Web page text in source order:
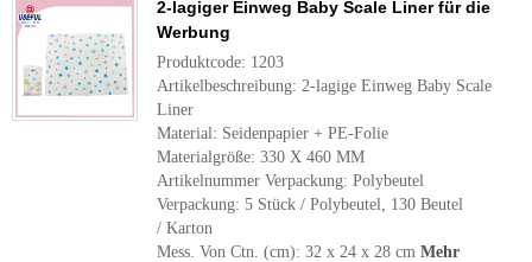
2-lagiger Einweg Baby Scale Liner für die
Werbung
Produktcode: 1203
Artikelbeschreibung: 2-lagige Einweg Baby Scale
Liner
Material: Seidenpapier + PE-Folie
Materialgröße: 330 X 460 MM
Artikelnummer Verpackung: Polybeutel
Verpackung: 5 Stück / Polybeutel, 130 Beutel
/ Karton
Mess. Von Ctn. (cm): 32 x 24 x 28 cm Mehr